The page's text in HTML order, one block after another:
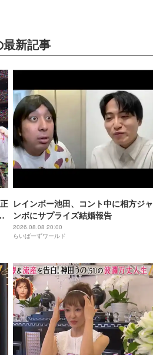
最新記事
レインボー池田、コント中に相方ジャ
ンボにサプライズ結婚報告
2026.08.08 20:00
らいばーずワールド